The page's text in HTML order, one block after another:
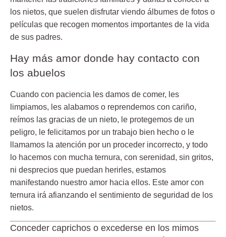
los nietos, que suelen disfrutar viendo álbumes de fotos o
películas que recogen momentos importantes de la vida
de sus padres.
Hay más amor donde hay contacto con
los abuelos
Cuando con paciencia les damos de comer, les
limpiamos, les alabamos o reprendemos con cariño,
reímos las gracias de un nieto, le protegemos de un
peligro, le felicitamos por un trabajo bien hecho o le
llamamos la atención por un proceder incorrecto, y todo
lo hacemos con mucha ternura, con serenidad, sin gritos,
ni desprecios que puedan herirles, estamos
manifestando nuestro amor hacia ellos. Este amor con
ternura irá afianzando el sentimiento de seguridad de los
nietos.
Conceder caprichos o excederse en los mimos